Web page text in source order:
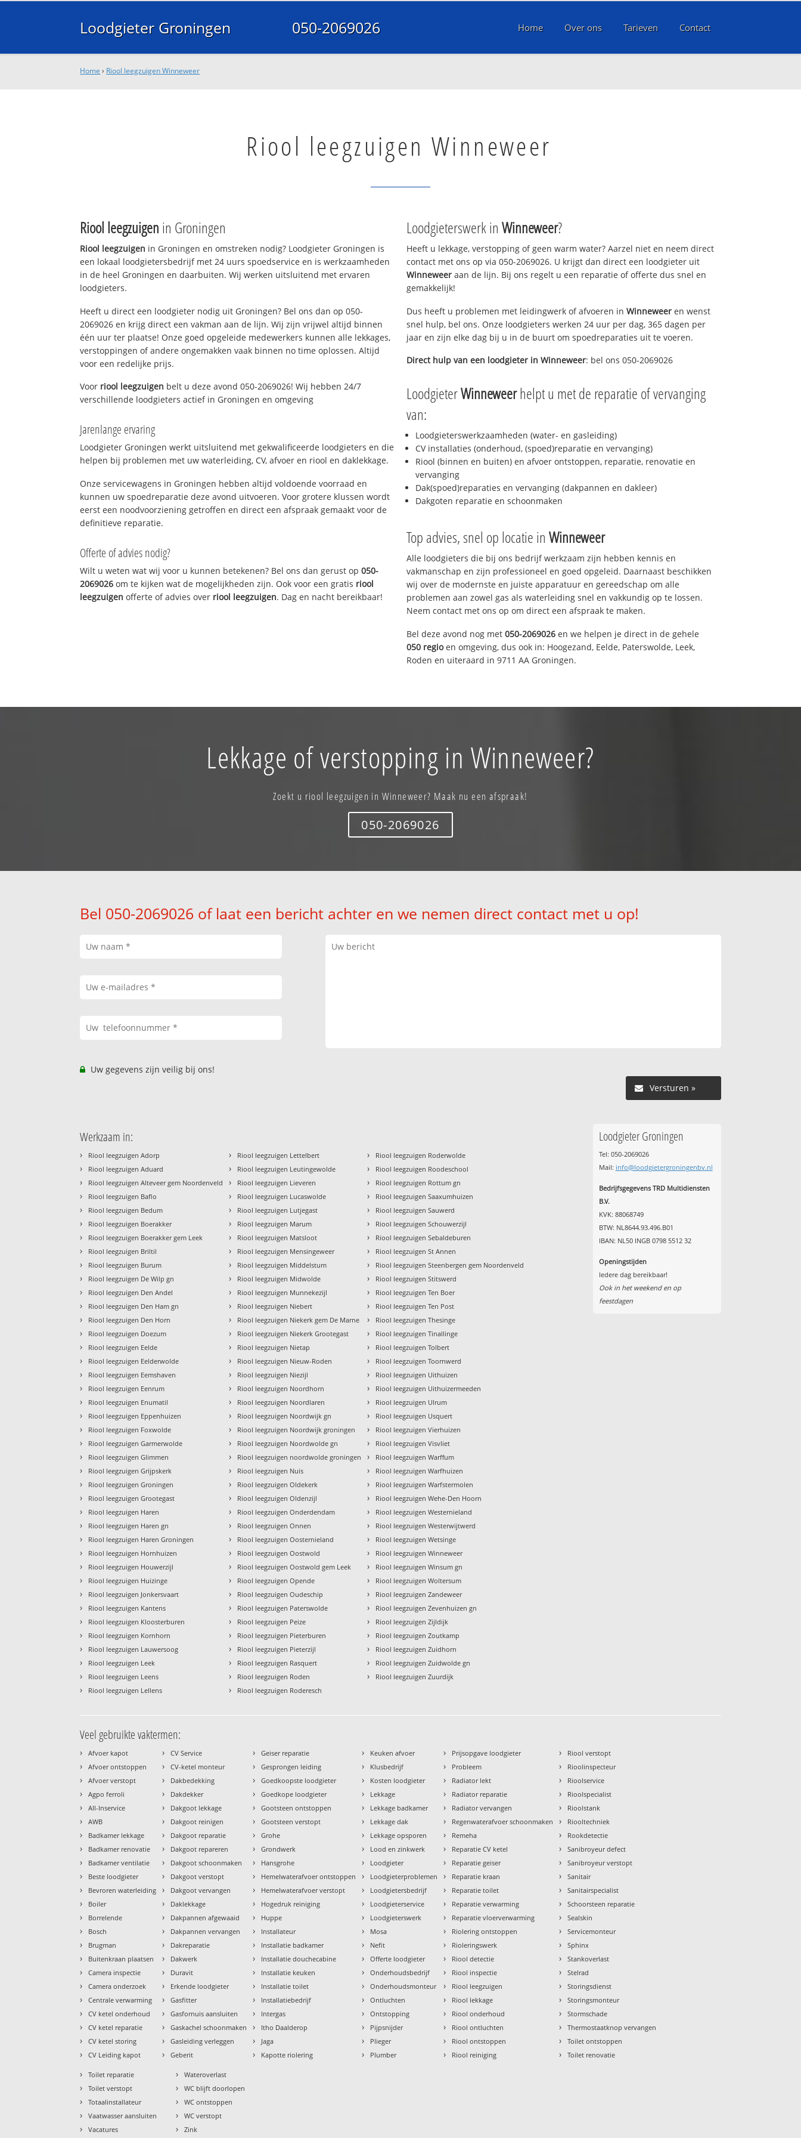
Loodgieter Groningen 050-2069026 Home Over ons Tarieven Contact
Home › Riool leegzuigen Winneweer
Riool leegzuigen Winneweer
Riool leegzuigen in Groningen
Riool leegzuigen in Groningen en omstreken nodig? Loodgieter Groningen is
een lokaal loodgietersbedrijf met 24 uurs spoedservice en is werkzaamheden
in de heel Groningen en daarbuiten. Wij werken uitsluitend met ervaren
loodgieters.
Heeft u direct een loodgieter nodig uit Groningen? Bel ons dan op 050-
2069026 en krijg direct een vakman aan de lijn. Wij zijn vrijwel altijd binnen
één uur ter plaatse! Onze goed opgeleide medewerkers kunnen alle lekkages,
verstoppingen of andere ongemakken vaak binnen no time oplossen. Altijd
voor een redelijke prijs.
Voor riool leegzuigen belt u deze avond 050-2069026! Wij hebben 24/7
verschillende loodgieters actief in Groningen en omgeving
Jarenlange ervaring
Loodgieter Groningen werkt uitsluitend met gekwalificeerde loodgieters en die
helpen bij problemen met uw waterleiding, CV, afvoer en riool en daklekkage.
Onze servicewagens in Groningen hebben altijd voldoende voorraad en
kunnen uw spoedreparatie deze avond uitvoeren. Voor grotere klussen wordt
eerst een noodvoorziening getroffen en direct een afspraak gemaakt voor de
definitieve reparatie.
Offerte of advies nodig?
Wilt u weten wat wij voor u kunnen betekenen? Bel ons dan gerust op050-
2069026 om te kijken wat de mogelijkheden zijn. Ook voor een gratis riool
leegzuigen offerte of advies over riool leegzuigen. Dag en nacht bereikbaar!
Loodgieterswerk in Winneweer?
Heeft u lekkage, verstopping of geen warm water? Aarzel niet en neem direct
contact met ons op via 050-2069026. U krijgt dan direct een loodgieter uit
Winneweer aan de lijn. Bij ons regelt u een reparatie of offerte dus snel en
gemakkelijk!
Dus heeft u problemen met leidingwerk of afvoeren in Winneweer en wenst
snel hulp, bel ons. Onze loodgieters werken 24 uur per dag, 365 dagen per
jaar en zijn elke dag bij u in de buurt om spoedreparaties uit te voeren.
Direct hulp van een loodgieter in Winneweer: bel ons 050-2069026
LoodgieterWinneweerhelpt u met de reparatie of vervanging
van:
Loodgieterswerkzaamheden (water- en gasleiding)
CV installaties (onderhoud, (spoed)reparatie en vervanging)
Riool (binnen en buiten) en afvoer ontstoppen, reparatie, renovatie en
vervanging
Dak(spoed)reparaties en vervanging (dakpannen en dakleer)
Dakgoten reparatie en schoonmaken
Top advies, snel op locatie in Winneweer
Alle loodgieters die bij ons bedrijf werkzaam zijn hebben kennis en
vakmanschap en zijn professioneel en goed opgeleid. Daarnaast beschikken
wij over de modernste en juiste apparatuur en gereedschap om alle
problemen aan zowel gas als waterleiding snel en vakkundig op te lossen.
Neem contact met ons op om direct een afspraak te maken.
Bel deze avond nog met 050-2069026 en we helpen je direct in de gehele
050 regioen omgeving, dus ook in: Hoogezand, Eelde, Paterswolde, Leek,
Roden en uiteraard in 9711 AA Groningen.
Lekkage of verstopping in Winneweer?
Zoekt u riool leegzuigen in Winneweer? Maak nu een afspraak!
050-2069026
Bel 050-2069026 of laat een bericht achter en we nemen direct contact met u op!
Uw gegevens zijn veilig bij ons!
Versturen »
Werkzaam in:
› Riool leegzuigen Adorp
› Riool leegzuigen Aduard
› Riool leegzuigen Alteveer gem Noordenveld
› Riool leegzuigen Baflo
› Riool leegzuigen Bedum
› Riool leegzuigen Boerakker
› Riool leegzuigen Boerakker gem Leek
› Riool leegzuigen Briltil
› Riool leegzuigen Burum
› Riool leegzuigen De Wilp gn
› Riool leegzuigen Den Andel
› Riool leegzuigen Den Ham gn
› Riool leegzuigen Den Horn
› Riool leegzuigen Doezum
› Riool leegzuigen Eelde
› Riool leegzuigen Eelderwolde
› Riool leegzuigen Eemshaven
› Riool leegzuigen Eenrum
› Riool leegzuigen Enumatil
› Riool leegzuigen Eppenhuizen
› Riool leegzuigen Foxwolde
› Riool leegzuigen Garmerwolde
› Riool leegzuigen Glimmen
› Riool leegzuigen Grijpskerk
› Riool leegzuigen Groningen
› Riool leegzuigen Grootegast
› Riool leegzuigen Haren
› Riool leegzuigen Haren gn
› Riool leegzuigen Haren Groningen
› Riool leegzuigen Hornhuizen
› Riool leegzuigen Houwerzijl
› Riool leegzuigen Huizinge
› Riool leegzuigen Jonkersvaart
› Riool leegzuigen Kantens
› Riool leegzuigen Kloosterburen
› Riool leegzuigen Kornhorn
› Riool leegzuigen Lauwersoog
› Riool leegzuigen Leek
› Riool leegzuigen Leens
› Riool leegzuigen Lellens
› Riool leegzuigen Lettelbert
› Riool leegzuigen Leutingewolde
› Riool leegzuigen Lieveren
› Riool leegzuigen Lucaswolde
› Riool leegzuigen Lutjegast
› Riool leegzuigen Marum
› Riool leegzuigen Matsloot
› Riool leegzuigen Mensingeweer
› Riool leegzuigen Middelstum
› Riool leegzuigen Midwolde
› Riool leegzuigen Munnekezijl
› Riool leegzuigen Niebert
› Riool leegzuigen Niekerk gem De Marne
› Riool leegzuigen Niekerk Grootegast
› Riool leegzuigen Nietap
› Riool leegzuigen Nieuw-Roden
› Riool leegzuigen Niezijl
› Riool leegzuigen Noordhorn
› Riool leegzuigen Noordlaren
› Riool leegzuigen Noordwijk gn
› Riool leegzuigen Noordwijk groningen
› Riool leegzuigen Noordwolde gn
› Riool leegzuigen noordwolde groningen
› Riool leegzuigen Nuis
› Riool leegzuigen Oldekerk
› Riool leegzuigen Oldenzijl
› Riool leegzuigen Onderdendam
› Riool leegzuigen Onnen
› Riool leegzuigen Oosternieland
› Riool leegzuigen Oostwold
› Riool leegzuigen Oostwold gem Leek
› Riool leegzuigen Opende
› Riool leegzuigen Oudeschip
› Riool leegzuigen Paterswolde
› Riool leegzuigen Peize
› Riool leegzuigen Pieterburen
› Riool leegzuigen Pieterzijl
› Riool leegzuigen Rasquert
› Riool leegzuigen Roden
› Riool leegzuigen Roderesch
› Riool leegzuigen Roderwolde
› Riool leegzuigen Roodeschool
› Riool leegzuigen Rottum gn
› Riool leegzuigen Saaxumhuizen
› Riool leegzuigen Sauwerd
› Riool leegzuigen Schouwerzijl
› Riool leegzuigen Sebaldeburen
› Riool leegzuigen St Annen
› Riool leegzuigen Steenbergen gem Noordenveld
› Riool leegzuigen Stitswerd
› Riool leegzuigen Ten Boer
› Riool leegzuigen Ten Post
› Riool leegzuigen Thesinge
› Riool leegzuigen Tinallinge
› Riool leegzuigen Tolbert
› Riool leegzuigen Toornwerd
› Riool leegzuigen Uithuizen
› Riool leegzuigen Uithuizermeeden
› Riool leegzuigen Ulrum
› Riool leegzuigen Usquert
› Riool leegzuigen Vierhuizen
› Riool leegzuigen Visvliet
› Riool leegzuigen Warffum
› Riool leegzuigen Warfhuizen
› Riool leegzuigen Warfstermolen
› Riool leegzuigen Wehe-Den Hoorn
› Riool leegzuigen Westernieland
› Riool leegzuigen Westerwijtwerd
› Riool leegzuigen Wetsinge
› Riool leegzuigen Winneweer
› Riool leegzuigen Winsum gn
› Riool leegzuigen Woltersum
› Riool leegzuigen Zandeweer
› Riool leegzuigen Zevenhuizen gn
› Riool leegzuigen Zijldijk
› Riool leegzuigen Zoutkamp
› Riool leegzuigen Zuidhorn
› Riool leegzuigen Zuidwolde gn
› Riool leegzuigen Zuurdijk
Loodgieter Groningen
Tel: 050-2069026
Mail: info@loodgietergroningenbv.nl
Bedrijfsgegevens TRD Multidiensten
B.V.
KVK: 88068749
BTW: NL8644.93.496.B01
IBAN: NL50 INGB 0798 5512 32
Openingstijden
Iedere dag bereikbaar!
Ook in het weekend en op
feestdagen
Veel gebruikte vaktermen:
› Afvoer kapot
› Afvoer ontstoppen
› Afvoer verstopt
› Agpo ferroli
› All-Inservice
› AWB
› Badkamer lekkage
› Badkamer renovatie
› Badkamer ventilatie
› Beste loodgieter
› Bevroren waterleiding
› Boiler
› Borrelende
› Bosch
› Brugman
› Buitenkraan plaatsen
› Camera inspectie
› Camera onderzoek
› Centrale verwarming
› CV ketel onderhoud
› CV ketel reparatie
› CV ketel storing
› CV Leiding kapot
› CV Service
› CV-ketel monteur
› Dakbedekking
› Dakdekker
› Dakgoot lekkage
› Dakgoot reinigen
› Dakgoot reparatie
› Dakgoot repareren
› Dakgoot schoonmaken
› Dakgoot verstopt
› Dakgoot vervangen
› Daklekkage
› Dakpannen afgewaaid
› Dakpannen vervangen
› Dakreparatie
› Dakwerk
› Duravit
› Erkende loodgieter
› Gasfitter
› Gasfornuis aansluiten
› Gaskachel schoonmaken
› Gasleiding verleggen
› Geberit
› Geiser reparatie
› Gesprongen leiding
› Goedkoopste loodgieter
› Goedkope loodgieter
› Gootsteen ontstoppen
› Gootsteen verstopt
› Grohe
› Grondwerk
› Hansgrohe
› Hemelwaterafvoer ontstoppen
› Hemelwaterafvoer verstopt
› Hogedruk reiniging
› Huppe
› Installateur
› Installatie badkamer
› Installatie douchecabine
› Installatie keuken
› Installatie toilet
› Installatiebedrijf
› Intergas
› Itho Daalderop
› Jaga
› Kapotte riolering
› Keuken afvoer
› Klusbedrijf
› Kosten loodgieter
› Lekkage
› Lekkage badkamer
› Lekkage dak
› Lekkage opsporen
› Lood en zinkwerk
› Loodgieter
› Loodgieterproblemen
› Loodgietersbedrijf
› Loodgieterservice
› Loodgieterswerk
› Mosa
› Nefit
› Offerte loodgieter
› Onderhoudsbedrijf
› Onderhoudsmonteur
› Ontluchten
› Ontstopping
› Pijpsnijder
› Plieger
› Plumber
› Prijsopgave loodgieter
› Probleem
› Radiator lekt
› Radiator reparatie
› Radiator vervangen
› Regenwaterafvoer schoonmaken
› Remeha
› Reparatie CV ketel
› Reparatie geiser
› Reparatie kraan
› Reparatie toilet
› Reparatie verwarming
› Reparatie vloerverwarming
› Riolering ontstoppen
› Rioleringswerk
› Riool detectie
› Riool inspectie
› Riool leegzuigen
› Riool lekkage
› Riool onderhoud
› Riool ontluchten
› Riool ontstoppen
› Riool reiniging
› Riool verstopt
› Rioolinspecteur
› Rioolservice
› Rioolspecialist
› Rioolstank
› Riooltechniek
› Rookdetectie
› Sanibroyeur defect
› Sanibroyeur verstopt
› Sanitair
› Sanitairspecialist
› Schoorsteen reparatie
› Sealskin
› Servicemonteur
› Sphinx
› Stankoverlast
› Stelrad
› Storingsdienst
› Storingsmonteur
› Stormschade
› Thermostaatknop vervangen
› Toilet ontstoppen
› Toilet renovatie
› Toilet reparatie
› Toilet verstopt
› Totaalinstallateur
› Vaatwasser aansluiten
› Vacatures
› Wateroverlast
› WC blijft doorlopen
› WC ontstoppen
› WC verstopt
› Zink